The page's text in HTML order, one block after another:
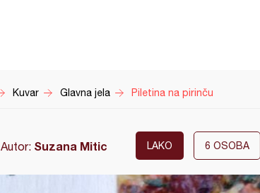
Kuvar Glavna jela Piletina na pirinču
Autor: Suzana Mitic LAKO 6 OSOBA